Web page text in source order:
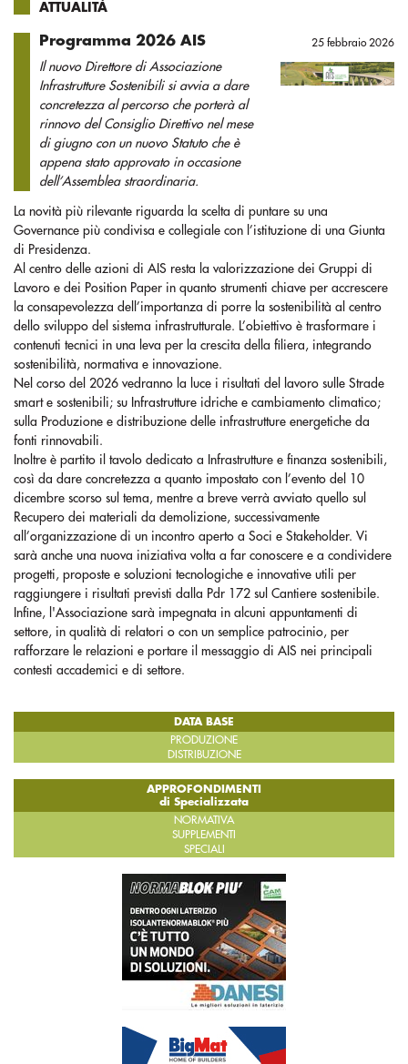
ATTUALITÀ
Programma 2026 AIS
Il nuovo Direttore di Associazione
Infrastrutture Sostenibili si avvia a dare
concretezza al percorso che porterà al
rinnovo del Consiglio Direttivo nel mese
di giugno con un nuovo Statuto che è
appena stato approvato in occasione
dell’Assemblea straordinaria.
25 febbraio 2026
La novità più rilevante riguarda la scelta di puntare su una
Governance più condivisa e collegiale con l’istituzione di una Giunta
di Presidenza.
Al centro delle azioni di AIS resta la valorizzazione dei Gruppi di
Lavoro e dei Position Paper in quanto strumenti chiave per accrescere
la consapevolezza dell’importanza di porre la sostenibilità al centro
dello sviluppo del sistema infrastrutturale. L’obiettivo è trasformare i
contenuti tecnici in una leva per la crescita della filiera, integrando
sostenibilità, normativa e innovazione.
Nel corso del 2026 vedranno la luce i risultati del lavoro sulle Strade
smart e sostenibili; su Infrastrutture idriche e cambiamento climatico;
sulla Produzione e distribuzione delle infrastrutture energetiche da
fonti rinnovabili.
Inoltre è partito il tavolo dedicato a Infrastrutture e finanza sostenibili,
così da dare concretezza a quanto impostato con l’evento del 10
dicembre scorso sul tema, mentre a breve verrà avviato quello sul
Recupero dei materiali da demolizione, successivamente
all’organizzazione di un incontro aperto a Soci e Stakeholder. Vi
sarà anche una nuova iniziativa volta a far conoscere e a condividere
progetti, proposte e soluzioni tecnologiche e innovative utili per
raggiungere i risultati previsti dalla Pdr 172 sul Cantiere sostenibile.
Infine, l'Associazione sarà impegnata in alcuni appuntamenti di
settore, in qualità di relatori o con un semplice patrocinio, per
rafforzare le relazioni e portare il messaggio di AIS nei principali
contesti accademici e di settore.
DATA BASE
PRODUZIONE
DISTRIBUZIONE
APPROFONDIMENTI
di Specializzata
NORMATIVA
SUPPLEMENTI
SPECIALI